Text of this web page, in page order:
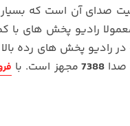
صدای آن است که
رادیو پخش های با
رادیو پخش های رده
7388 مجهز است. با